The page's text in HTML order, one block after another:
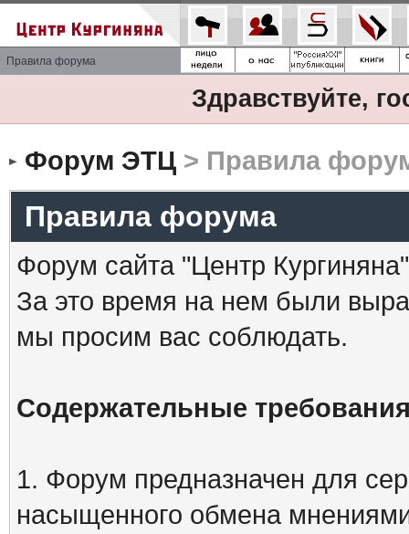
Правила форума
Здравствуйте,
Форум ЭТЦ> Правила
Правила форума
Форум сайта "Центр
За это время на нем были
мы просим вас соблюдать.
Содержательные
1. Форум предназначен для
насыщенного обмена